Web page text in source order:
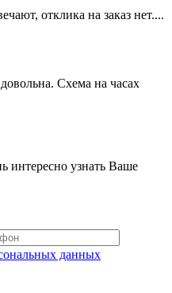
отклика на заказ нет....
Схема на часах
интересно узнать Ваше
данных